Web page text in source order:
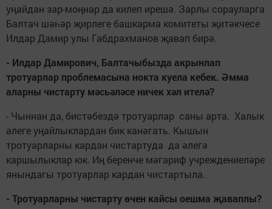
уңайдан зар-моңнар да килеп ирешә. Зарлы сорауларга
Балтач шәһәр җирлеге башкарма комитеты җитәкчесе
Илдар Дамир улы Габдрахманов җавап бирә.
- Илдар Дамирович, Балтачыбызда акрынлап
тротуарлар проблемасына нокта куела кебек. Әмма
аларны чистарту мәсьәләсе ничек хәл ителә?
- Чыннан да, бистәбездә тротуарлар саны арта. Халык
әлеге уңайлыклардан бик канәгать. Кышын
тротуарларны кардан чистартуда да әлегә
каршылыклар юк. Иң беренче мәгариф учреждениеләре
янындагы тротуарлар кардан чистартыла.
- Тротуарларны чистарту өчен кайсы оешма җаваплы?